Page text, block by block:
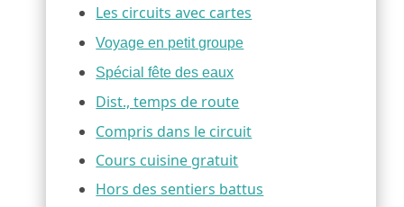
Les circuits avec cartes
Voyage en petit groupe
Spécial fête des eaux
Dist., temps de route
Compris dans le circuit
Cours cuisine gratuit
Hors des sentiers battus